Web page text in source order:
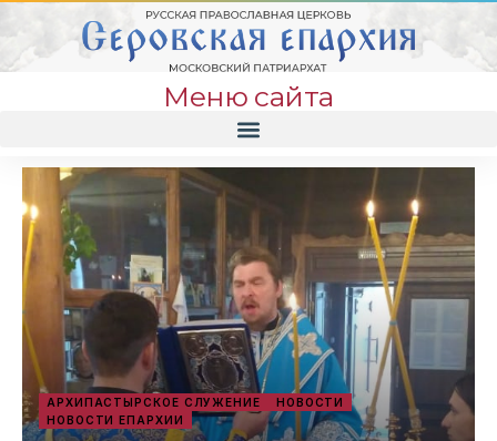
Меню сайта
АРХИПАСТЫРСКОЕ СЛУЖЕНИЕ
НОВОСТИ
НОВОСТИ ЕПАРХИИ